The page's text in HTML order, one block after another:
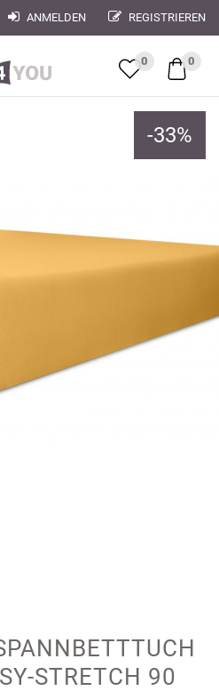
ANMELDEN REGISTRIEREN
0 0
-33%
STRETCH 90